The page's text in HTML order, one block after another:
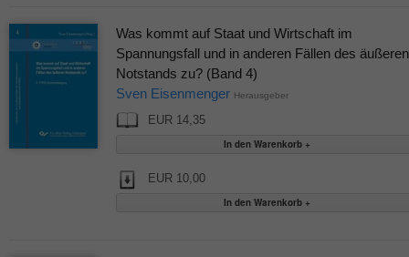
Was kommt auf Staat und Wirtschaft im
Spannungsfall und in anderen Fällen des äußeren
Notstands zu? (Band 4)
Sven Eisenmenger Herausgeber
EUR 14,35
EUR 10,00